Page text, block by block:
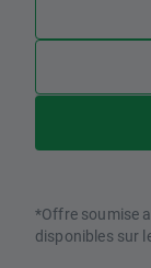
*Offre soumise
disponibles sur